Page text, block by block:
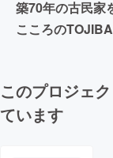
築70年の古民
こころの
このプロジェ
ています